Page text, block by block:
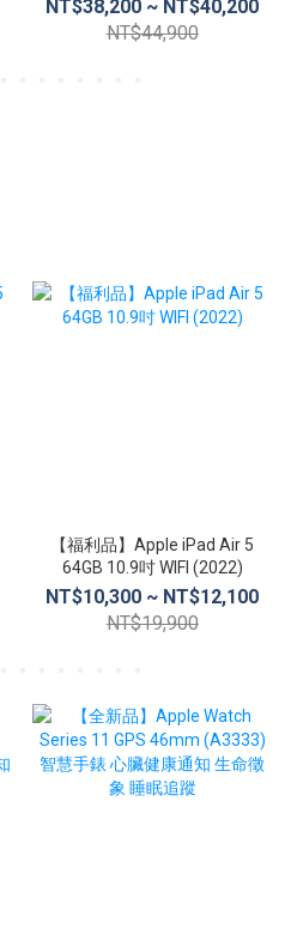
NT$38,200 ~ NT$40,200
NT$44,900
【福利品】Apple iPad Air 5
64GB 10.9吋 WIFI (2022)
NT$10,300 ~ NT$12,100
NT$19,900